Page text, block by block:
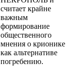
считает крайне
важным
формирование
общественного
мнения о крионике
как альтернативе
погребению.